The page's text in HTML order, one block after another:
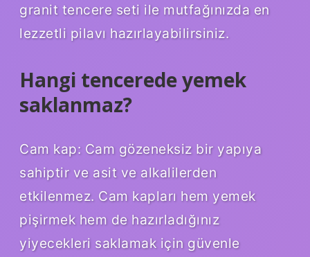
granit tencere seti ile mutfağınızda en
lezzetli pilavı hazırlayabilirsiniz.
Hangi tencerede yemek
saklanmaz?
Cam kap: Cam gözeneksiz bir yapıya
sahiptir ve asit ve alkalilerden
etkilenmez. Cam kapları hem yemek
pişirmek hem de hazırladığınız
yiyecekleri saklamak için güvenle